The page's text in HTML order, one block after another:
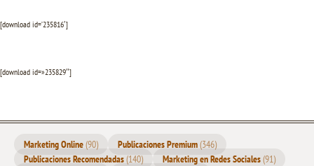
[download id=’235816′]
[download id=»235829″]
Marketing Online(90) Publicaciones Premium(346)
Publicaciones Recomendadas(140) Marketing en Redes Sociales(91)